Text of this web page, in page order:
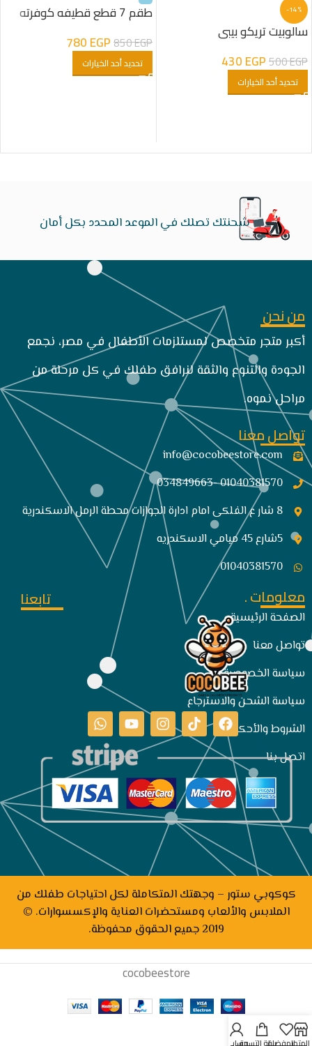
-14%
سالوبيت تريكو بيبى
500EGP
430EGP
تحديد أحد الخيارات
طقم 7 قطع قطيفه كوفرته
مبطنه فرو شكل هلال اولادى
850EGP
780EGP
تحديد أحد الخيارات
شحنتك تصلك في الموعد المحدد بكل أمان
من نحن
أكبر متجر متخصص لمستلزمات الأطفال في مصر، نجمع
الجودة والتنوع والثقة لنرافق طفلك في كل مرحلة من
مراحل نموه.
تواصل معنا
info@cocobeestore.com​
01040381570 -034849663
8 شار ع الفلكى امام ادارة الجوازات محطة الرمل الاسكندرية
5شارع 45 ميامي الاسكندريه
01040381570
معلومات .
الصفحة الرئيسية
تواصل معنا
سياسة الخصوصية
سياسة الشحن والاسترجاع
الشروط والأحكام
اتصل بنا
تابعنا
كوكوبي ستور – وجهتك المتكاملة لكل احتياجات طفلك من
الملابس والألعاب ومستحضرات العناية والإكسسوارات. ©
2019 جميع الحقوق محفوظة.
cocobeestore
المتجرالمفضلةسلة التسوق
حسابي